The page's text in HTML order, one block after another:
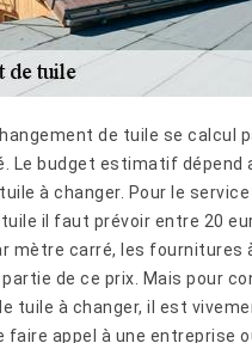
de tuile se calcul
Le budget estimatif dépend
à changer. Pour le service
tuile il faut prévoir entre 20
mètre carré, les fournitures
de ce prix. Mais pour
tuile à changer, il est
faire appel à une entreprise